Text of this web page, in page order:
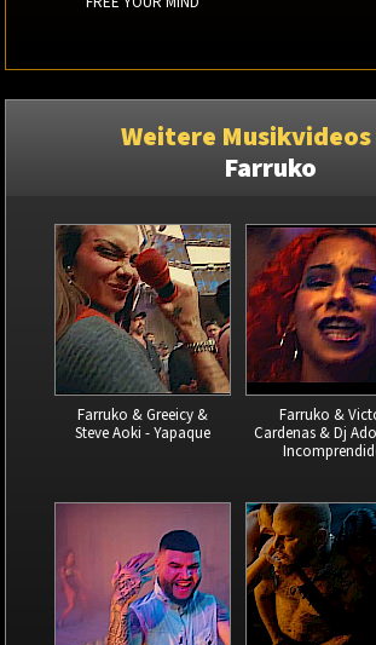
Weitere
Farruko
Farruko & Greeicy &
Steve Aoki - Yapaque
Farruko &
Cardenas & Dj